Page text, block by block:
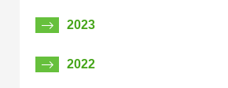
2023
2022